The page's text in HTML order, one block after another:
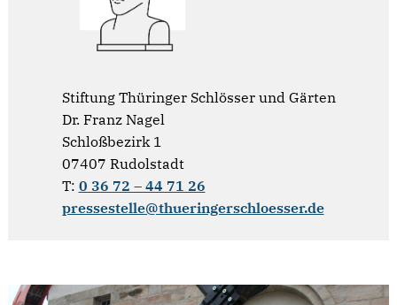
Stiftung Thüringer Schlösser und Gärten
Dr. Franz Nagel
Schloßbezirk 1
07407 Rudolstadt
T: 0 36 72 – 44 71 26
pressestelle@thueringerschloesser.de